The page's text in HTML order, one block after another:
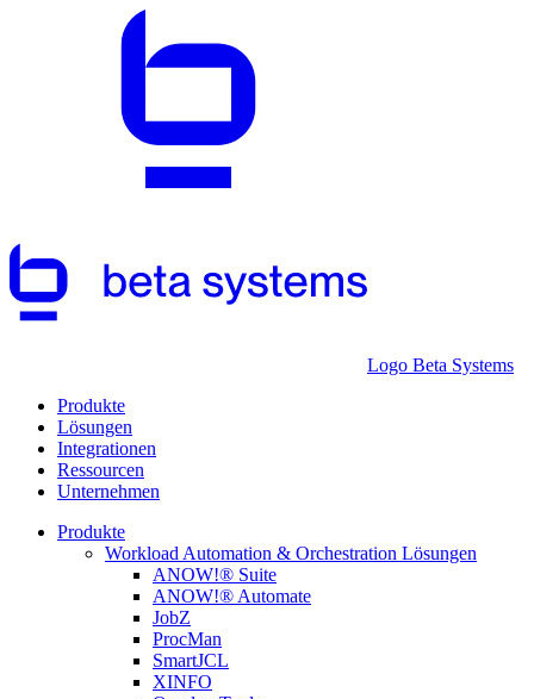
Logo Beta Systems
Produkte
Lösungen
Integrationen
Ressourcen
Unternehmen
Produkte
Workload Automation & Orchestration Lösungen
ANOW!® Suite
ANOW!® Automate
JobZ
ProcMan
SmartJCL
XINFO